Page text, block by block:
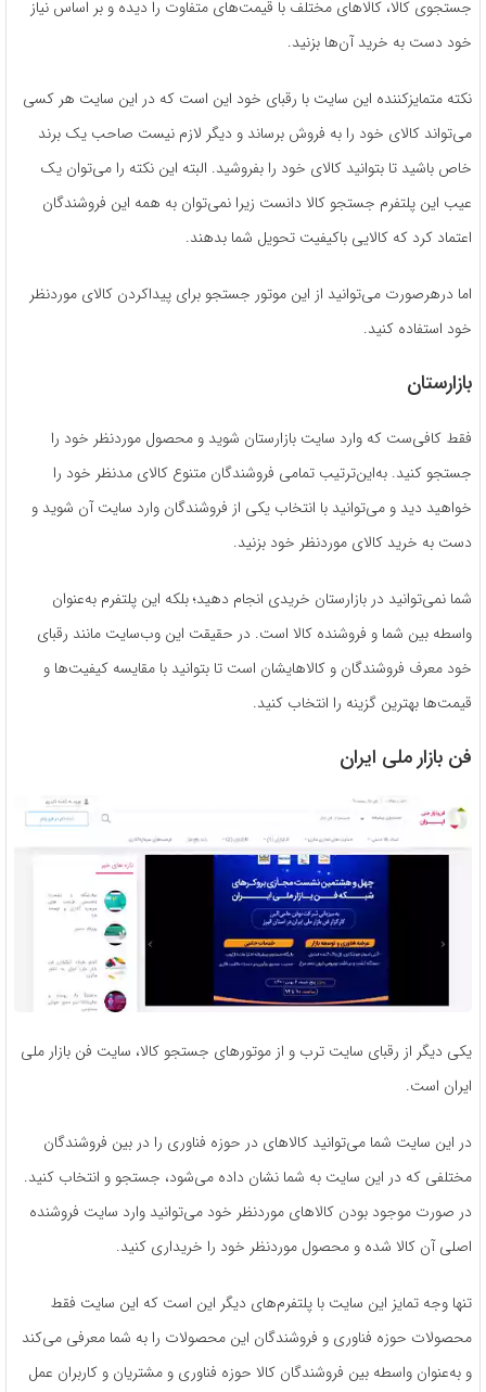
جستجوی کالا، کالا‌های مختلف با قیمت‌های متفاوت را دیده و بر اساس نیاز
خود دست به خرید آن‌ها بزنید.
نکته متمایزکننده این سایت با رقبای خود این است که در این سایت هر کسی
می‌­تواند کالای خود را به فروش برساند و دیگر لازم نیست صاحب یک برند
خاص باشید تا بتوانید کالای خود را بفروشید. البته این نکته را می‌­توان یک
عیب این پلتفرم جستجو کالا دانست زیرا نمی‌­توان به همه این فروشندگان
اعتماد کرد که کالایی باکیفیت تحویل شما بدهند.
اما درهرصورت می‌­توانید از این موتور جستجو برای پیداکردن کالای موردنظر
خود استفاده کنید.
بازارستان
فقط کافی‌ست که وارد سایت بازارستان شوید و محصول موردنظر خود را
جستجو کنید. به‌این‌ترتیب تمامی فروشندگان متنوع کالای مدنظر خود را
خواهید دید و می‌­توانید با انتخاب یکی از فروشندگان وارد سایت آن شوید و
دست به خرید کالای موردنظر خود بزنید.
شما نمی‌­توانید در بازارستان خریدی انجام دهید؛ بلکه این پلتفرم به‌عنوان
واسطه بین شما و فروشنده کالا است. در حقیقت این وب‌سایت مانند رقبای
خود معرف فروشندگان و کالا‌هایشان است تا بتوانید با مقایسه کیفیت‌ها و
قیمت‌ها بهترین گزینه را انتخاب کنید.
فن بازار ملی ایران
یکی دیگر از رقبای سایت ترب و از موتورهای جستجو کالا، سایت فن بازار ملی
ایران است.
در این سایت شما می­‌توانید کالاهای در حوزه فناوری را در بین فروشندگان
مختلفی که در این سایت به شما نشان داده می­‌شود، جستجو و انتخاب کنید.
در صورت موجود بودن کالاهای موردنظر خود می‌­توانید وارد سایت فروشنده
اصلی آن کالا شده و محصول موردنظر خود را خریداری کنید.
تنها وجه تمایز این سایت با پلتفرم‌های دیگر این است که این سایت فقط
محصولات حوزه فناوری و فروشندگان این محصولات را به شما معرفی می­‌کند
و به‌عنوان واسطه بین فروشندگان کالا حوزه فناوری و مشتریان و کاربران عمل